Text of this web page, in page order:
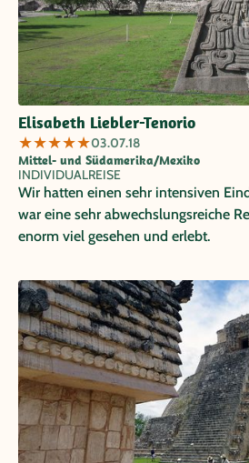
Elisabeth Liebler-Tenorio
★★★★★03.07.18
Mittel- und Südamerika/Mexiko
INDIVIDUALREISE
Wir hatten einen sehr intensiven
war eine sehr abwechslungsreiche
enorm viel gesehen und erlebt.